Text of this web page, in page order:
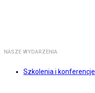
NASZE WYDARZENIA
Szkolenia i konferencje